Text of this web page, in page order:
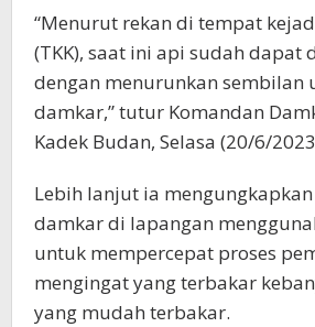
“Menurut rekan di tempat
(TKK), saat ini api sudah dapat
dengan menurunkan sembilan
damkar,” tutur Komandan
Kadek Budan, Selasa (20/6/
Lebih lanjut ia
damkar di lapangan
untuk mempercepat proses
mengingat yang terbakar
yang mudah terbakar.